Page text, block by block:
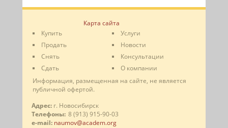
Карта сайта
Купить
Продать
Снять
Сдать
Услуги
Новости
Консультации
О компании
Информация, размещенная на сайте, не является
публичной офертой.
Адрес: г. Новосибирск
Телефоны: 8 (913) 915-90-03
e-mail: naumov@academ.org